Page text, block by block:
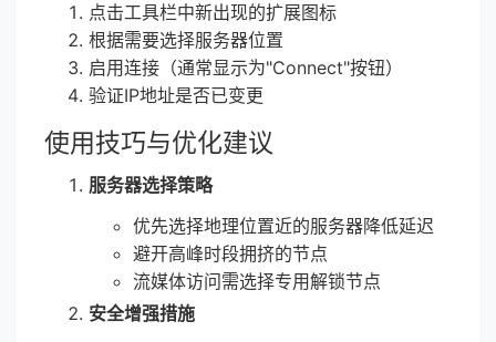
点击工具栏中新出现的扩展图标
根据需要选择服务器位置
启用连接（通常显示为"Connect"按钮）
验证IP地址是否已变更
使用技巧与优化建议
服务器选择策略
优先选择地理位置近的服务器降低延迟
避开高峰时段拥挤的节点
流媒体访问需选择专用解锁节点
安全增强措施